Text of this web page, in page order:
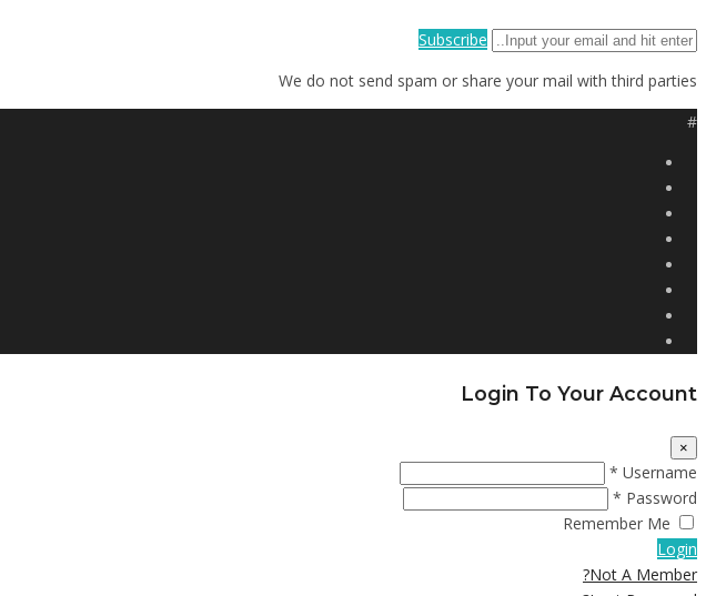
Subscribe
We do not send spam or share your mail with third parties
#
Login To Your Account
×
Username *
Password *
Remember Me
Login
Not A Member?